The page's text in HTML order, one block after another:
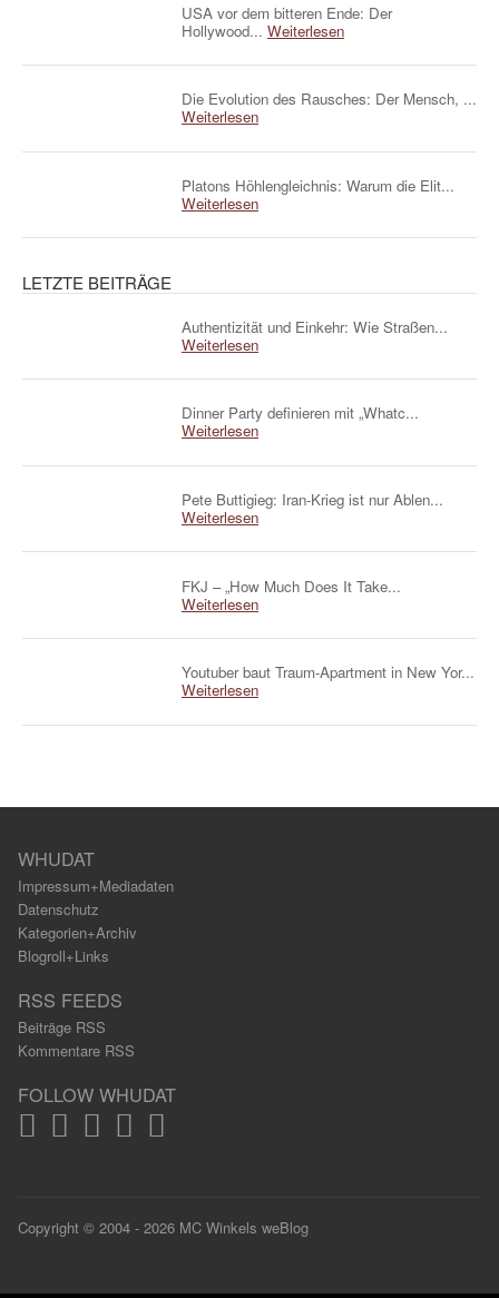
USA vor dem bitteren Ende: Der
Hollywood... Weiterlesen
Die Evolution des Rausches: Der Mensch, ...
Weiterlesen
Platons Höhlengleichnis: Warum die Elit...
Weiterlesen
LETZTE BEITRÄGE
Authentizität und Einkehr: Wie Straßen...
Weiterlesen
Dinner Party definieren mit „Whatc...
Weiterlesen
Pete Buttigieg: Iran-Krieg ist nur Ablen...
Weiterlesen
FKJ – „How Much Does It Take...
Weiterlesen
Youtuber baut Traum-Apartment in New Yor...
Weiterlesen
WHUDAT
Impressum+Mediadaten
Datenschutz
Kategorien+Archiv
Blogroll+Links
RSS FEEDS
Beiträge RSS
Kommentare RSS
FOLLOW WHUDAT
Copyright © 2004 - 2026 MC Winkels weBlog